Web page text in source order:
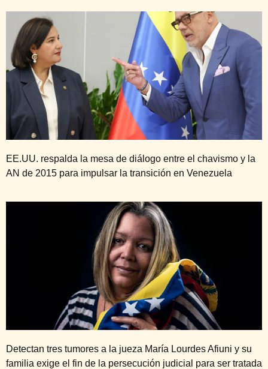
EE.UU. respalda la mesa de diálogo entre el chavismo y la
AN de 2015 para impulsar la transición en Venezuela
Detectan tres tumores a la jueza María Lourdes Afiuni y su
familia exige el fin de la persecución judicial para ser tratada